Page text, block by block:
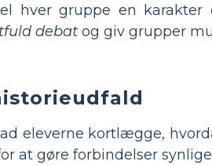
hver gruppe en
debat og giv grupper
eleverne kortlægge,
at gøre forbindelser